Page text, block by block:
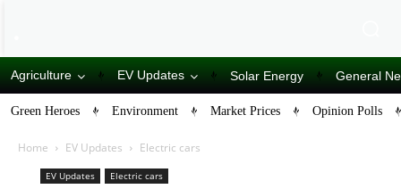
Agriculture EV Updates Solar Energy General
Green Heroes Environment Market Prices Opinion Polls
Home EV Updates Electric cars
EV Updates Electric cars